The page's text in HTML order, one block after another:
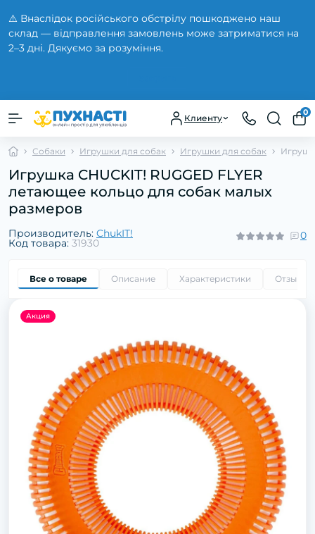
⚠️ Внаслідок російського обстрілу пошкоджено наш
склад — відправлення замовлень може затриматися на
2–3 дні. Дякуємо за розуміння.
Клиенту
0
Собаки Игрушки для собак Игрушки для собак
Игрушка CHUCKIT! RUGGED FLYER
летающее кольцо для собак малых
размеров
Производитель: ChukIT!
Код товара: 31930
0
Все о товаре Описание Характеристики Отзывы
Акция